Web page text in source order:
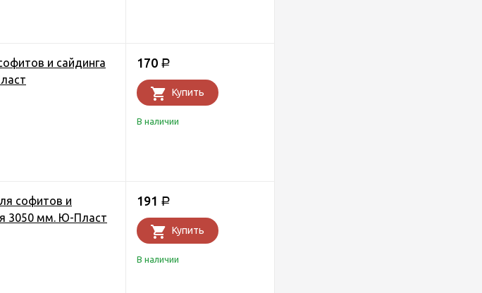
и сайдинга
170 Р
Купить
В наличии
софитов и
3050 мм. Ю-Пласт
191 Р
Купить
В наличии